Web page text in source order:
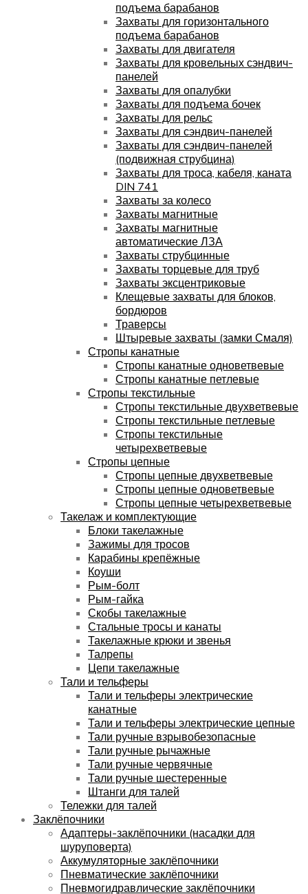
подъема барабанов
Захваты для горизонтального
подъема барабанов
Захваты для двигателя
Захваты для кровельных сэндвич-
панелей
Захваты для опалубки
Захваты для подъема бочек
Захваты для рельс
Захваты для сэндвич-панелей
Захваты для сэндвич-панелей
(подвижная струбцина)
Захваты для троса, кабеля, каната
DIN 741
Захваты за колесо
Захваты магнитные
Захваты магнитные
автоматические ЛЗА
Захваты струбцинные
Захваты торцевые для труб
Захваты эксцентриковые
Клещевые захваты для блоков,
бордюров
Траверсы
Штыревые захваты (замки Смаля)
Стропы канатные
Стропы канатные одноветвевые
Стропы канатные петлевые
Стропы текстильные
Стропы текстильные двухветвевые
Стропы текстильные петлевые
Стропы текстильные
четырехветвевые
Стропы цепные
Стропы цепные двухветвевые
Стропы цепные одноветвевые
Стропы цепные четырехветвевые
Такелаж и комплектующие
Блоки такелажные
Зажимы для тросов
Карабины крепёжные
Коуши
Рым-болт
Рым-гайка
Скобы такелажные
Стальные тросы и канаты
Такелажные крюки и звенья
Талрепы
Цепи такелажные
Тали и тельферы
Тали и тельферы электрические
канатные
Тали и тельферы электрические цепные
Тали ручные взрывобезопасные
Тали ручные рычажные
Тали ручные червячные
Тали ручные шестеренные
Штанги для талей
Тележки для талей
Заклёпочники
Адаптеры-заклёпочники (насадки для
шуруповерта)
Аккумуляторные заклёпочники
Пневматические заклёпочники
Пневмогидравлические заклёпочники